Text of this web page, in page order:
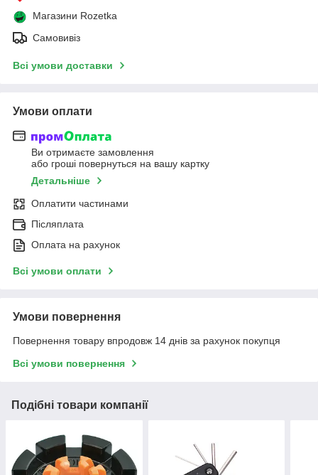
Магазини Rozetka
Самовивіз
Всі умови доставки
Умови оплати
Ви отримаєте замовлення
або гроші повернуться на вашу картку
Детальніше
Оплатити частинами
Післяплата
Оплата на рахунок
Всі умови оплати
Умови повернення
Повернення товару впродовж 14 днів за рахунок покупця
Всі умови повернення
Подібні товари компанії